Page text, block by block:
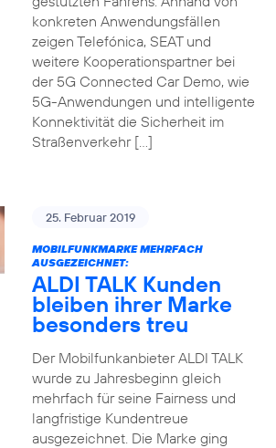
konkreten Anwendungsfällen
zeigen Telefónica, SEAT und
weitere Kooperationspartner bei
der 5G Connected Car Demo, wie
5G-Anwendungen und intelligente
Konnektivität die Sicherheit im
Straßenverkehr […]
25. Februar 2019
MOBILFUNKMARKE MEHRFACH
AUSGEZEICHNET:
ALDI TALK Kunden
bleiben ihrer Marke
besonders treu
Der Mobilfunkanbieter ALDI TALK
wurde zu Jahresbeginn gleich
mehrfach für seine Fairness und
langfristige Kundentreue
ausgezeichnet. Die Marke ging